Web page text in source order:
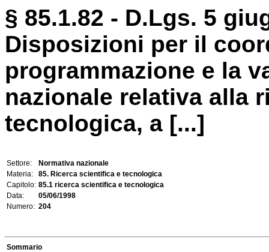
§ 85.1.82 - D.Lgs. 5
Disposizioni per il
programmazione e la
nazionale relativa alla
tecnologica, a [...]
Settore:
Normativa nazionale
Materia:
85. Ricerca scientifica e tecnologica
Capitolo: 85.1 ricerca scientifica e tecnologica
Data:
05/06/1998
Numero: 204
Sommario